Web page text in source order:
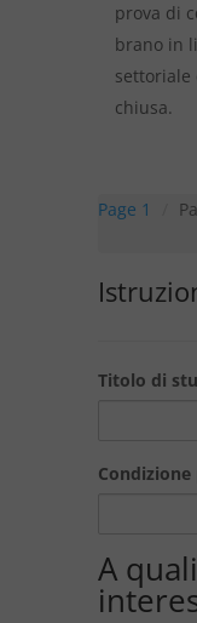
prova di
brano in
settoriale
chiusa.
Page 1
Titolo di
A